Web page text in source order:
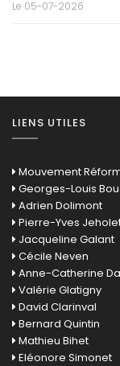
Le 05-07-2026
LIENS UTILES
Mouvement
Georges-Louis
Adrien Dolimont
Pierre-Yves
Jacqueline Galant
Cécile Neven
Anne-Catherine
Valérie Glatigny
David Clarinval
Bernard Quintin
Mathieu Bihet
Eléonore Simonet